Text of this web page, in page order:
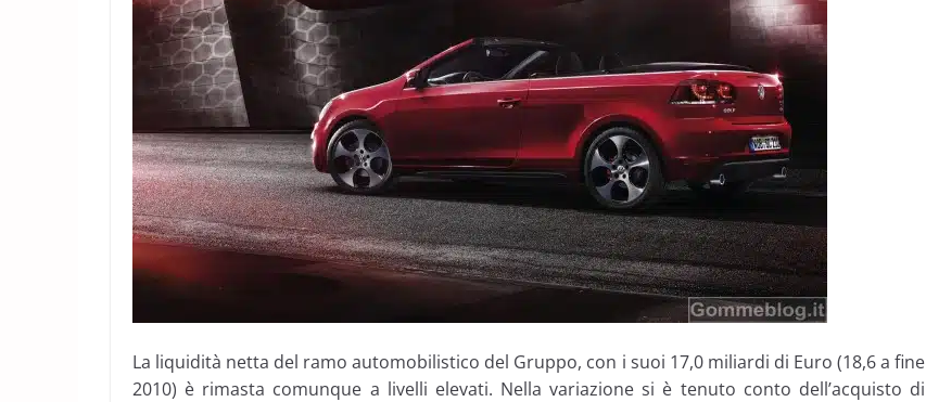
La liquidità netta del ramo automobilistico del Gruppo, con i suoi 17,0 miliardi di Euro (18,6 a fine
2010) è rimasta comunque a livelli elevati. Nella variazione si è tenuto conto dell’acquisto di